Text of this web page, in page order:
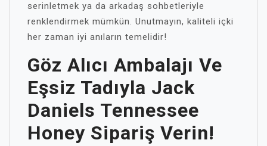
serinletmek ya da arkadaş sohbetleriyle
renklendirmek mümkün. Unutmayın, kaliteli içki
her zaman iyi anıların temelidir!
Göz Alıcı Ambalajı Ve
Eşsiz Tadıyla Jack
Daniels Tennessee
Honey Sipariş Verin!